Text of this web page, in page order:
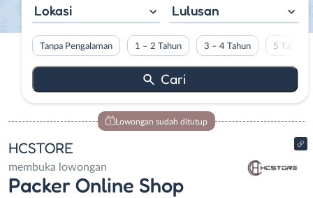
Lokasi Lulusan
Tanpa Pengalaman 1 – 2 Tahun 3 – 4 Tahun 5 Tahun
Lowongan sudah ditutup
HCSTORE
membuka lowongan
Packer Online Shop